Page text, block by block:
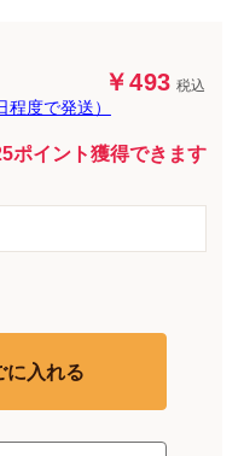
￥493 税込
度で発送）
ポイント獲得できます
に入れる